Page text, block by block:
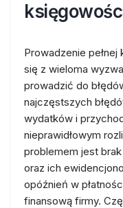
Prowadzenie
się z wieloma
prowadzić do
najczęstszych
wydatków i
nieprawidłowym
problemem jest
oraz ich
opóźnień w
finansową firmy.